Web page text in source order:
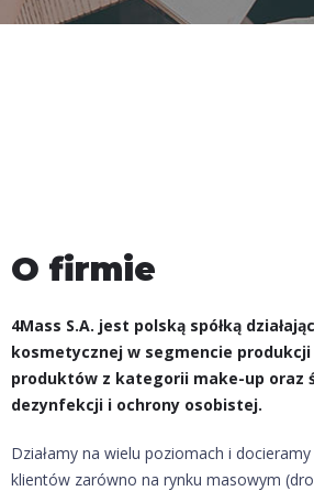
O firmie
4Mass S.A. jest polską spółką
kosmetycznej w segmencie
produktów z kategorii make-up oraz
dezynfekcji i ochrony osobistej.
Działamy na wielu poziomach i
klientów zarówno na rynku masowym